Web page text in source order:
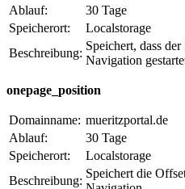
Ablauf:
30 Tage
Speicherort:
Localstorage
Beschreibung:
Speichert, dass
Navigation
onepage_position
Domainname: mueritzportal.de
Ablauf:
30 Tage
Speicherort:
Localstorage
Beschreibung:
Speichert die